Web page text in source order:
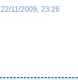
22/11/2009, 23:26